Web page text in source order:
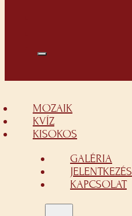
MOZAIK
KVÍZ
KISOKOS
GALÉRIA
JELENTKEZÉS
KAPCSOLAT